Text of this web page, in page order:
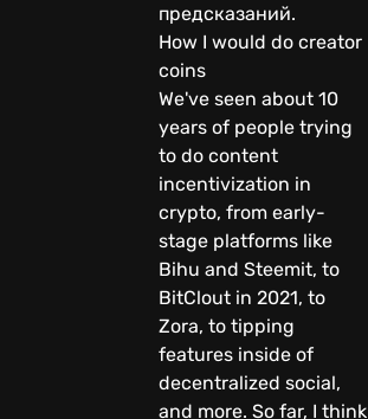
предсказаний.
How I would do creator
coins
We've seen about 10
years of people trying
to do content
incentivization in
crypto, from early-
stage platforms like
Bihu and Steemit, to
BitClout in 2021, to
Zora, to tipping
features inside of
decentralized social,
and more. So far, I think